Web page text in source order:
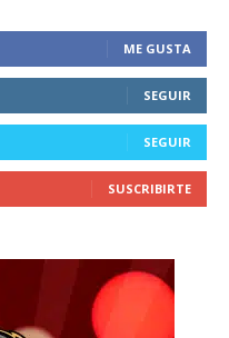
ME GUSTA
SEGUIR
SEGUIR
SUSCRIBIRTE